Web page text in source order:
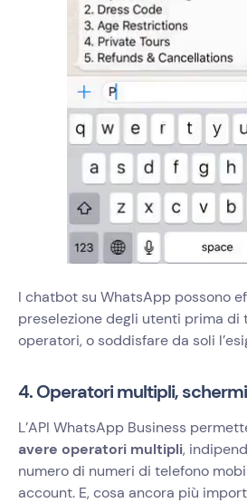
I chatbot su WhatsApp possono
preselezione degli utenti prima di
operatori, o soddisfare da soli
4. Operatori multipli,
L’API WhatsApp Business
avere operatori multipli,
numero di numeri di telefono
account. E, cosa ancora più